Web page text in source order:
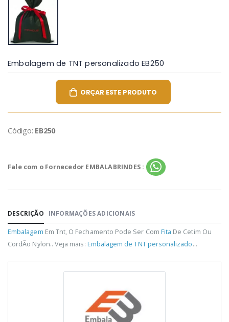
Embalagem de TNT personalizado EB250
ORÇAR ESTE PRODUTO
Código: EB250
Fale com o Fornecedor EMBALABRINDES :
DESCRIÇÃO INFORMAÇÕES ADICIONAIS
Embalagem Em Tnt, O Fechamento Pode Ser Com Fita De Cetim Ou
CordÃo Nylon.. Veja mais: Embalagem de TNT personalizado...